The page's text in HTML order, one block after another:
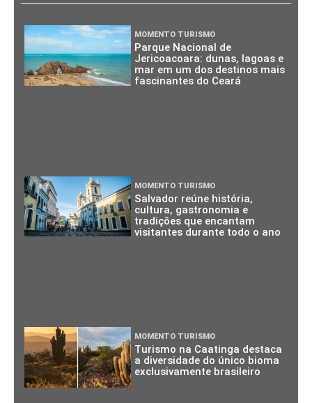
MOMENTO TURISMO
Parque Nacional de
Jericoacoara: dunas, lagoas e
mar em um dos destinos mais
fascinantes do Ceará
MOMENTO TURISMO
Salvador reúne história,
cultura, gastronomia e
tradições que encantam
visitantes durante todo o ano
MOMENTO TURISMO
Turismo na Caatinga destaca
a diversidade do único bioma
exclusivamente brasileiro